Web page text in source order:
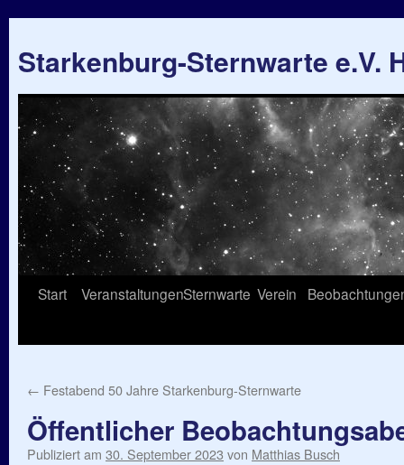
Starkenburg-Sternwarte e.V.
Springe
Start VeranstaltungenSternwarte Verein
← Festabend 50 Jahre Starkenburg-Sternwarte
Öffentlicher
Publiziert am 30. September 2023 von Matthias Busch